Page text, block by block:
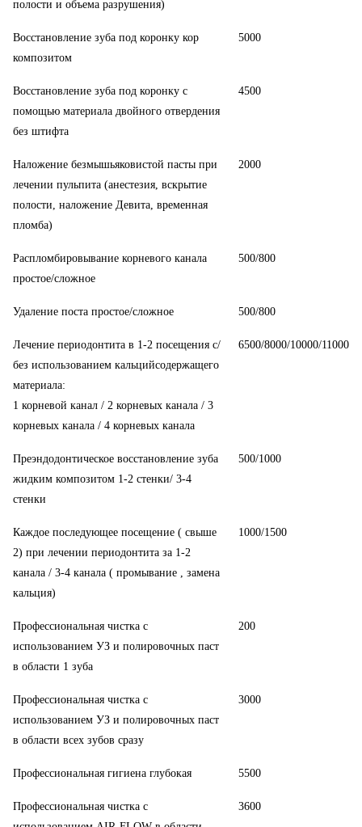
полости и объема разрушения)
Восстановление зуба под коронку кор
композитом
5000
Восстановление зуба под коронку с
помощью материала двойного отвердения
без штифта
4500
Наложение безмышьяковистой пасты при
лечении пульпита (анестезия, вскрытие
полости, наложение Девита, временная
пломба)
2000
Распломбировывание корневого канала
простое/сложное
500/800
Удаление поста простое/сложное 500/800
Лечение периодонтита в 1-2 посещения с/
без использованием кальцийсодержащего
материала:
1 корневой канал / 2 корневых канала / 3
корневых канала / 4 корневых канала
6500/8000/10000/11000
Преэндодонтическое восстановление зуба
жидким композитом 1-2 стенки/ 3-4
стенки
500/1000
Каждое последующее посещение ( свыше
2) при лечении периодонтита за 1-2
канала / 3-4 канала ( промывание , замена
кальция)
1000/1500
Профессиональная чистка с
использованием УЗ и полировочных паст
в области 1 зуба
200
Профессиональная чистка с
использованием УЗ и полировочных паст
в области всех зубов сразу
3000
Профессиональная гигиена глубокая 5500
Профессиональная чистка с
3600